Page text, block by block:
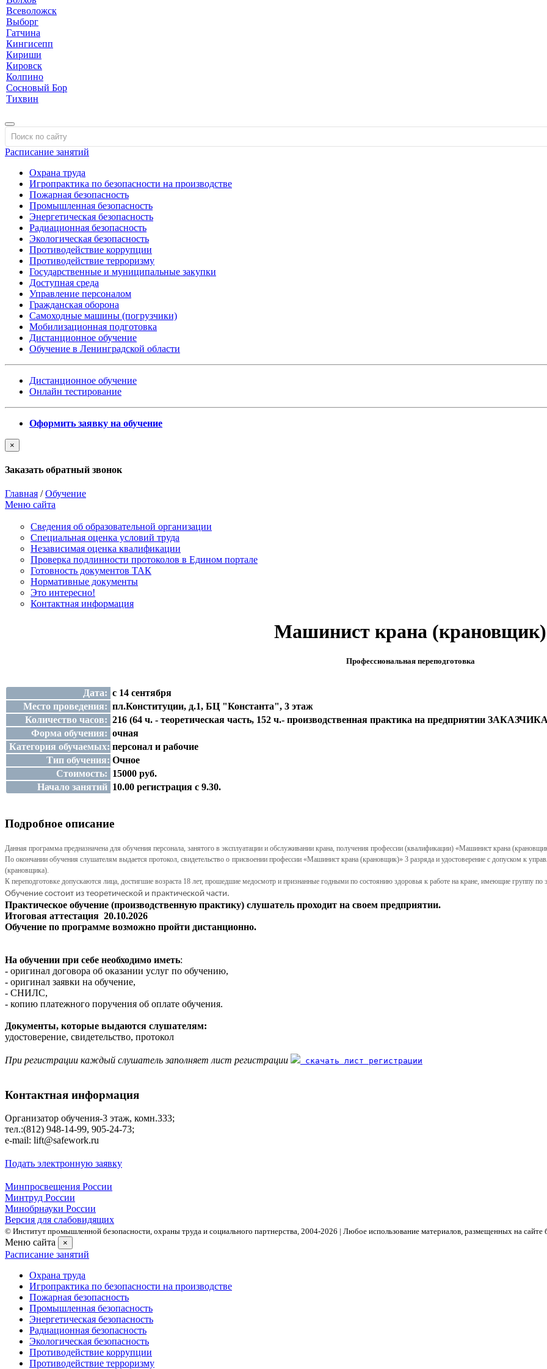
Всеволожск
Выборг
Гатчина
Кингисепп
Кириши
Кировск
Колпино
Сосновый Бор
Тихвин
Расписание занятий
Охрана труда
Игропрактика по безопасности на производстве
Пожарная безопасность
Промышленная безопасность
Энергетическая безопасность
Радиационная безопасность
Экологическая безопасность
Противодействие коррупции
Противодействие терроризму
Государственные и муниципальные закупки
Доступная среда
Управление персоналом
Гражданская оборона
Самоходные машины (погрузчики)
Мобилизационная подготовка
Дистанционное обучение
Обучение в Ленинградской области
Дистанционное обучение
Онлайн тестирование
Оформить заявку на обучение
×
Заказать обратный звонок
Главная /Обучение
Меню сайта
Сведения об образовательной организации
Cпециальная оценка условий труда
Независимая оценка квалификации
Проверка подлинности протоколов в Едином портале
Готовность документов ТАК
Нормативные документы
Это интересно!
Контактная информация
Машинист крана (крановщик)
Профессиональная переподготовка
Дата: с 14 сентября
Место проведения: пл.Конституции, д.1, БЦ "Константа", 3 этаж
Количество часов: 216 (64 ч. - теоретическая часть, 152 ч.- производственная практика на предприятии
Форма обучения: очная
Категория обучаемых: персонал и рабочие
Тип обучения: Очное
Стоимость: 15000 руб.
Начало занятий 10.00 регистрация с 9.30.
Подробное описание
Данная программа предназначена для обучения персонала, занятого в эксплуатации и обслуживании крана, получения профессии (квалификации) «Машинист крана
По окончании обучения слушателям выдается протокол, свидетельство о присвоении профессии «Машинист крана (крановщик)» 3 разряда и удостоверение с допуском к
(крановщика).
К переподготовке допускаются лица, достигшие возраста 18 лет, прошедшие медосмотр и признанные годными по состоянию здоровья к работе на кране, имеющие группу по
Обучение состоит из теоретической и практической части.
Практическое обучение (производственную практику) слушатель проходит на своем предприятии.
Итоговая аттестация 20.10.2026
Обучение по программе возможно пройти дистанционно.
На обучении при себе необходимо иметь:
- оригинал договора об оказании услуг по обучению,
- оригинал заявки на обучение,
- СНИЛС,
- копию платежного поручения об оплате обучения.
Документы, которые выдаются слушателям:
удостоверение, свидетельство, протокол
При регистрации каждый слушатель заполняет лист регистрации скачать лист регистрации
Контактная информация
Организатор обучения-3 этаж, комн.333;
тел.:(812) 948-14-99, 905-24-73;
e-mail: lift@safework.ru
Подать электронную заявку
Минпросвещения России
Минтруд России
Минобрнауки России
Версия для слабовидящих
© Институт промышленной безопасности, охраны труда и социального партнерства, 2004- 2026 | Любое использование материалов, размещенных на сайте
Меню сайта ×
Расписание занятий
Охрана труда
Игропрактика по безопасности на производстве
Пожарная безопасность
Промышленная безопасность
Энергетическая безопасность
Радиационная безопасность
Экологическая безопасность
Противодействие коррупции
Противодействие терроризму